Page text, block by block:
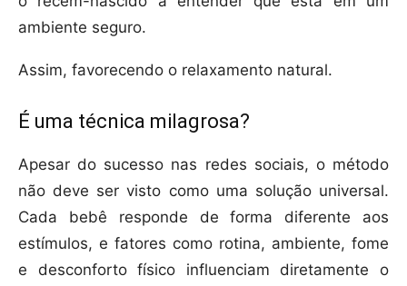
ambiente seguro.
Assim, favorecendo o relaxamento natural.
É uma técnica milagrosa?
Apesar do sucesso nas redes sociais, o método
não deve ser visto como uma solução universal.
Cada bebê responde de forma diferente aos
estímulos, e fatores como rotina, ambiente, fome
e desconforto físico influenciam diretamente o